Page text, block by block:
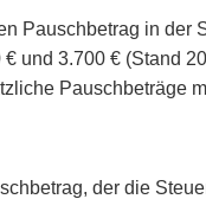
Pauschbetrag in der
und 3.700 € (Stand
Pauschbeträge
der die